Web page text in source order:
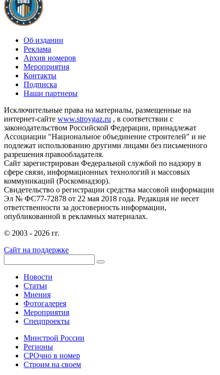
Об издании
Реклама
Архив номеров
Мероприятия
Контакты
Подписка
Наши партнеры
Исключительные права на материалы, размещенные на
интернет-сайте www.stroygaz.ru , в соответствии с
законодательством Российской Федерации, принадлежат
Ассоциации "Национальное объединение строителей" и не
подлежат использованию другими лицами без письменного
разрешения правообладателя.
Сайт зарегистрирован Федеральной службой по надзору в
сфере связи, информационных технологий и массовых
коммуникаций (Роскомнадзор).
Свидетельство о регистрации средства массовой информации
Эл № ФС77-72878 от 22 мая 2018 года. Редакция не несет
ответственности за достоверность информации,
опубликованной в рекламных материалах.
© 2003 - 2026 гг.
Сайт на поддержке
Новости
Статьи
Мнения
Фотогалерея
Мероприятия
Спецпроекты
Минстрой России
Регионы
СРОчно в номер
Строим на своем